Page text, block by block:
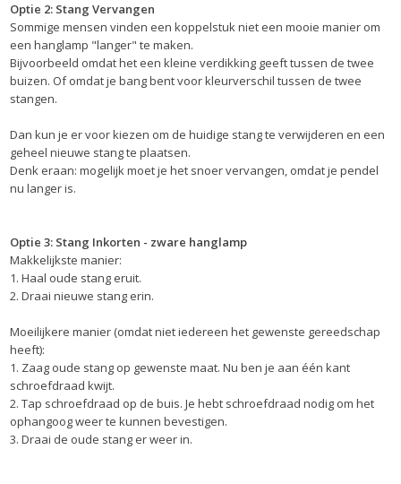
Optie 2: Stang Vervangen
Sommige mensen vinden een koppelstuk niet een mooie manier om
een hanglamp "langer" te maken.
Bijvoorbeeld omdat het een kleine verdikking geeft tussen de twee
buizen. Of omdat je bang bent voor kleurverschil tussen de twee
stangen.
Dan kun je er voor kiezen om de huidige stang te verwijderen en een
geheel nieuwe stang te plaatsen.
Denk eraan: mogelijk moet je het snoer vervangen, omdat je pendel
nu langer is.
Optie 3: Stang Inkorten - zware hanglamp
Makkelijkste manier:
1. Haal oude stang eruit.
2. Draai nieuwe stang erin.
Moeilijkere manier (omdat niet iedereen het gewenste gereedschap
heeft):
1. Zaag oude stang op gewenste maat. Nu ben je aan één kant
schroefdraad kwijt.
2. Tap schroefdraad op de buis. Je hebt schroefdraad nodig om het
ophangoog weer te kunnen bevestigen.
3. Draai de oude stang er weer in.